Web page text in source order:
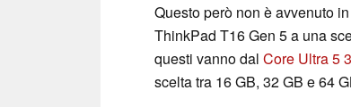
Questo però non è avvenuto
ThinkPad T16 Gen 5 a una
questi vanno dal Core Ultra 5
scelta tra 16 GB, 32 GB e 64